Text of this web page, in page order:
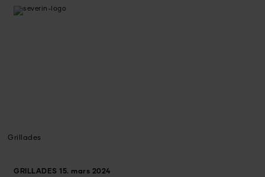
Grillades
GRILLADES 15. mars 2024